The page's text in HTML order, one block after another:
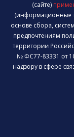
(сайте)
(информационные
основе сбора,
предпочтениям
территории
№ ФС77-83331 от
надзору в сфере